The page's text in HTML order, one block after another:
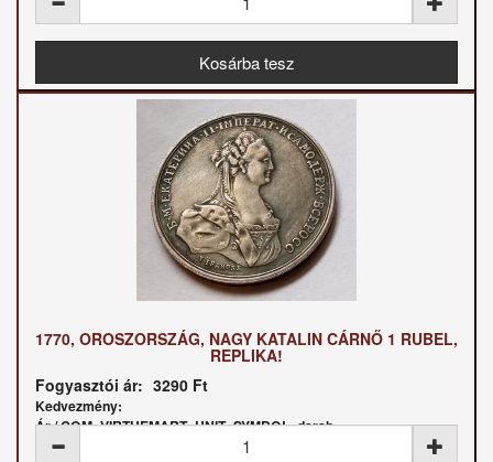
1770, OROSZORSZÁG, NAGY KATALIN CÁRNŐ 1 RUBEL,
REPLIKA!
Fogyasztói ár: 3290 Ft
Kedvezmény:
Ár / COM_VIRTUEMART_UNIT_SYMBOL_darab: